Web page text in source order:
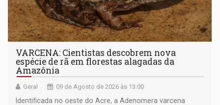
VARCENA: Cientistas descobrem nova
espécie de rã em florestas alagadas da
Amazônia
Geral 09 de Agosto de 2026 às 13:00
Identificada no oeste do Acre, a Adenomera varcena